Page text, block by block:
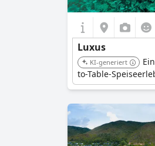
Luxus
KI-generiert
to-Table-